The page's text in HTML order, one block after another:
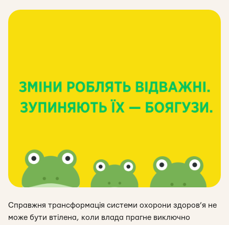
Справжня трансформація системи охорони здоров’я не
може бути втілена, коли влада прагне виключно